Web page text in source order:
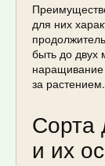
для них
быть до двух
за растением.
Сорта
и их